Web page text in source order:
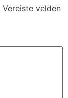
Vereiste velden